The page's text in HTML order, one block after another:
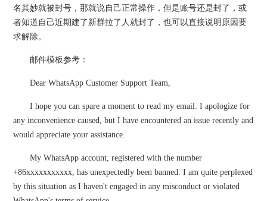
名其妙就被封号，那就说自己正常操作，但是账号还是封了，或
者知道自己近期建了新群拉了人就封了，也可以直接说明原因要
求解除。
邮件模板参考：
Dear WhatsApp Customer Support Team,
I hope you can spare a moment to read my email. I apologize for
any inconvenience caused, but I have encountered an issue recently and
would appreciate your assistance.
My WhatsApp account, registered with the number
+86xxxxxxxxxxx, has unexpectedly been banned. I am quite perplexed
by this situation as I haven't engaged in any misconduct or violated